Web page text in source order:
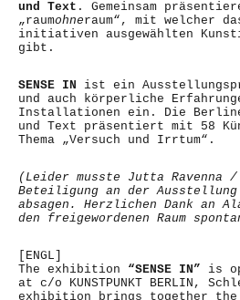
und Text . Gemeinsam
„raumohneraum“, mit welcher
initiativen ausgewählten
gibt.
SENSE IN ist ein
und auch körperliche
Installationen ein. Die
und Text präsentiert mit 58
Thema „Versuch und Irrtum“.
(Leider musste Jutta Ravenna
Beteiligung an der
absagen.
Herzlichen Dank an
den freigewordenen Raum
[ENGL]
The exhibition “SENSE IN” is
at c/o KUNSTPUNKT
exhibition brings together